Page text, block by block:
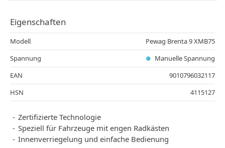
Eigenschaften
Modell
Pewag Brenta 9 XMB75
Spannung
Manuelle Spannung
EAN
9010796032117
HSN
4115127
Zertifizierte Technologie
Speziell für Fahrzeuge mit engen Radkästen
Innenverriegelung und einfache Bedienung